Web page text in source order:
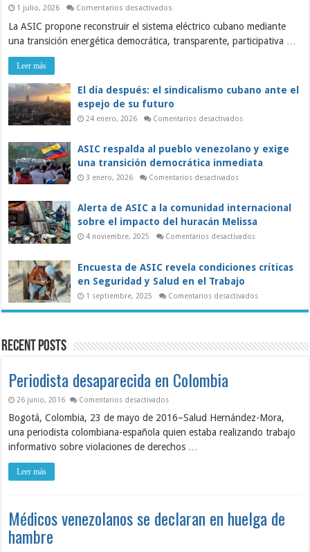
1 julio, 2026 Comentarios desactivados
Sobre
grave
y
papel
de
los
una
transición
democrática
La ASIC propone reconstruir el sistema eléctrico cubano mediante
una transición energética democrática, transparente, participativa …
Leer más
El día después: el sindicalismo cubano ante el
espejo de su futuro
24 enero, 2026 Comentarios desactivadosen
el
sindicalismo
cubano
su
ASIC respalda al pueblo venezolano y exige
una transición democrática inmediata
3 enero, 2026 Comentarios desactivadosen
pueblo
venezolano
y
exige
inmediata
Alerta de ASIC a la comunidad internacional
sobre el impacto del huracán Melissa
4 noviembre, 2025 Comentarios desactivadosen
a
internacional
el
Melissa
Encuesta de ASIC revela condiciones críticas
en Seguridad y Salud en el Trabajo
1 septiembre, 2025 Comentarios desactivadosen
de
críticas
en
Recent Posts
Periodista desaparecida en Colombia
26 junio, 2016 Comentarios desactivadosen Periodista desaparecida en Colombia
Bogotá, Colombia, 23 de mayo de 2016–Salud Hernández-Mora,
una periodista colombiana-española quien estaba realizando trabajo
informativo sobre violaciones de derechos …
Leer más
Médicos venezolanos se declaran en huelga de
hambre